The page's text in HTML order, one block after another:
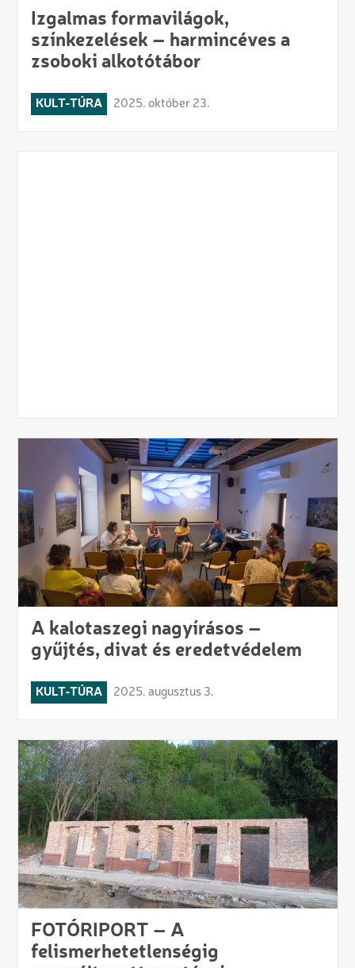
Izgalmas formavilágok,
színkezelések – harmincéves a
zsoboki alkotótábor
KULT-TÚRA 2025. október 23.
A kalotaszegi nagyírásos –
gyűjtés, divat és eredetvédelem
KULT-TÚRA 2025. augusztus 3.
FOTÓRIPORT – A
felismerhetetlenségig